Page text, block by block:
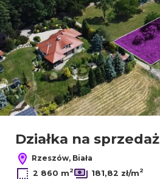
Działka na sprzedaż
Rzeszów, Biała
2 860 m2 181,82 zł/m2